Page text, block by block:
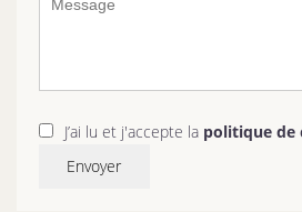
J’ai lu et j'accepte la politique de
Envoyer